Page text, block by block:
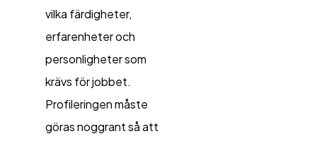
vilka färdigheter,
erfarenheter och
personligheter som
krävs för jobbet.
Profileringen måste
göras noggrant så att